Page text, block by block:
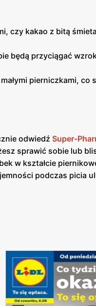
czy kakao z bitą
będą przyciągać
pierniczkami, co
odwiedź Super-
sprawić sobie lub
w kształcie
podczas picia